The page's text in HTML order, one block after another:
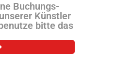
Buchungs-
Künstler
bitte das